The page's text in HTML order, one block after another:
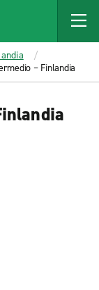
– Finlandia